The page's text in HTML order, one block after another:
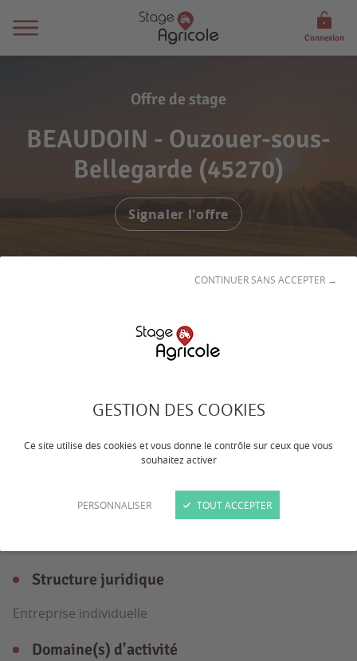
GESTION DES COOKIES
Ce site utilise des cookies et vous donne le contrôle sur ceux que vous
souhaitez activer
PERSONNALISER
CONTINUER SANS ACCEPTER →
TOUT ACCEPTER
Connexion
Offre de stage
BEAUDOIN - Ouzouer-sous-
Bellegarde (45270)
Signaler l'offre
avec production cereale ble orge mais
L'exploitationen détail
Structure juridique
Entreprise individuelle
Domaine(s) d'activité